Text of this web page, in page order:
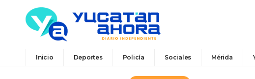
Inicio Deportes Policía Sociales Mérida